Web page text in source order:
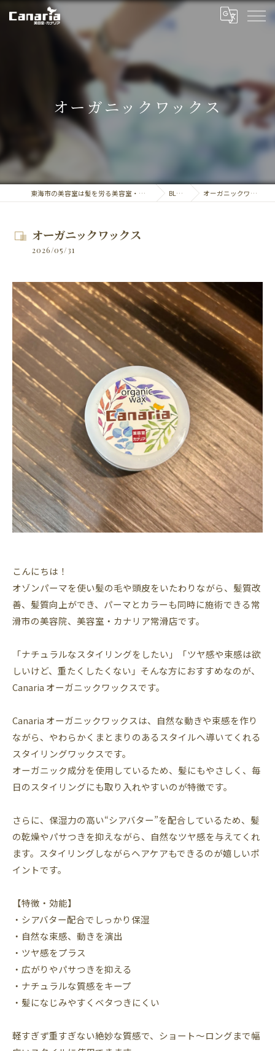
オーガニックワックス
東海市の美容室は髪を労る美容室・カナリア BLOG オーガニックワックス
オーガニックワックス
2026/05/31
こんにちは！
オゾンパーマを使い髪の毛や頭皮をいたわりながら、髪質改
善、髪質向上ができ、パーマとカラーも同時に施術できる常
滑市の美容院、美容室・カナリア常滑店です。
「ナチュラルなスタイリングをしたい」「ツヤ感や束感は欲
しいけど、重たくしたくない」そんな方におすすめなのが、
Canaria オーガニックワックスです。
Canaria オーガニックワックスは、自然な動きや束感を作り
ながら、やわらかくまとまりのあるスタイルへ導いてくれる
スタイリングワックスです。
オーガニック成分を使用しているため、髪にもやさしく、毎
日のスタイリングにも取り入れやすいのが特徴です。
さらに、保湿力の高い“シアバター”を配合しているため、髪
の乾燥やパサつきを抑えながら、自然なツヤ感を与えてくれ
ます。スタイリングしながらヘアケアもできるのが嬉しいポ
イントです。
【特徴・効能】
・シアバター配合でしっかり保湿
・自然な束感、動きを演出
・ツヤ感をプラス
・広がりやパサつきを抑える
・ナチュラルな質感をキープ
・髪になじみやすくベタつきにくい
軽すぎず重すぎない絶妙な質感で、ショート〜ロングまで幅